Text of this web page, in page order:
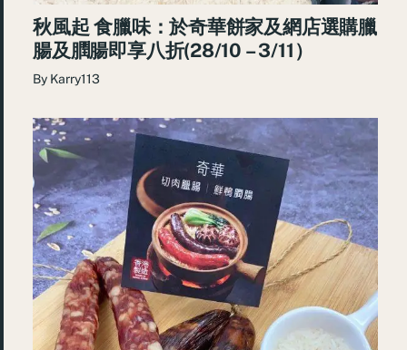
秋風起 食臘味：於奇華餅家及網店選購臘
腸及膶腸即享八折(28/10 – 3/11）
By Karry113